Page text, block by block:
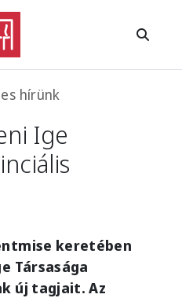
hírünk
Ige
keretében
Társasága
új tagjait. Az